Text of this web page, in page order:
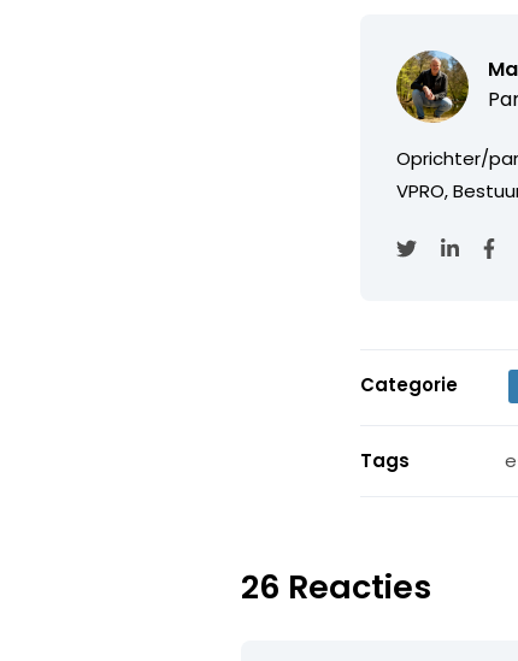
Oprichter/
VPRO,
Categorie
Tags
26 Reacties